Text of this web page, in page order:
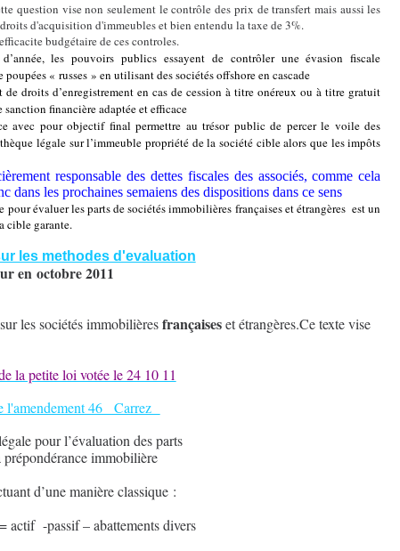
question vise non seulement le contrôle des prix de transfert mais aussi les
d'acquisition d'immeubles et bien entendu la taxe de 3%.
budgétaire de ces controles.
les pouvoirs publics essayent de contrôler une évasion fiscale
« russes » en utilisant des sociétés offshore en cascade
droits d’enregistrement en cas de cession à titre onéreux ou à titre gratuit
financière adaptée et efficace
avec pour objectif final permettre au trésor public de percer le voile des
légale sur l’immeuble propriété de la société cible alors que les impôts
responsable des dettes fiscales des associés, comme cela
dans les prochaines semaiens des dispositions dans ce sens
évaluer les parts de sociétés immobilières françaises et étrangères est un
cible garante.
les methodes d'evaluation
en octobre 2011
les sociétés immobilièresfrançaiseset étrangères.Ce texte vise
la petite loi votée le 24 10 11
l'amendement 46 Carrez
pour l’évaluation des parts
prépondérance immobilière
d’une manière classique :
actif -passif – abattements divers